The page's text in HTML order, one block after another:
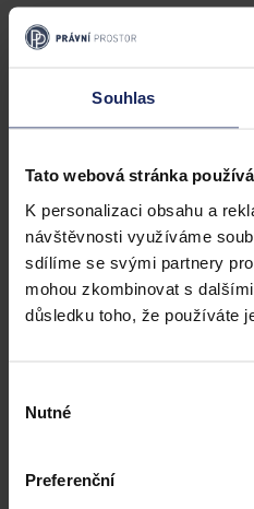
Souhlas
Tato webová stránka
K personalizaci obsahu a
návštěvnosti využíváme
sdílíme se svými partnery
mohou zkombinovat s
důsledku toho, že používáte
souhlasu
Nutné
Preferenční